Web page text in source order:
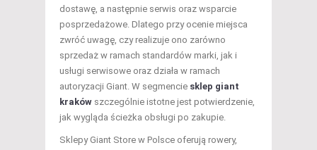
dostawę, a następnie serwis oraz wsparcie
posprzedażowe. Dlatego przy ocenie miejsca
zwróć uwagę, czy realizuje ono zarówno
sprzedaż w ramach standardów marki, jak i
usługi serwisowe oraz działa w ramach
autoryzacji Giant. W segmencie sklep giant
kraków szczególnie istotne jest potwierdzenie,
jak wygląda ścieżka obsługi po zakupie.
Sklepy Giant Store w Polsce oferują rowery,